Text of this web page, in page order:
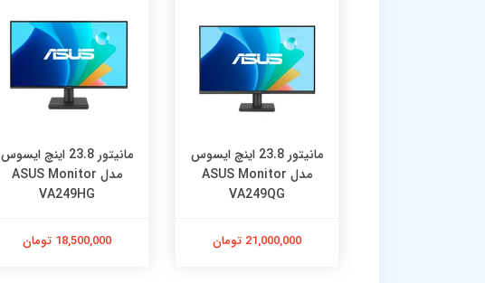
مانیتور 23.8 اینچ ایسوس
مدل ASUS Monitor
VA249QG
21,000,000 تومان
مانیتور 23.8 اینچ ایسوس
مدل ASUS Monitor
VA249HG
18,500,000 تومان